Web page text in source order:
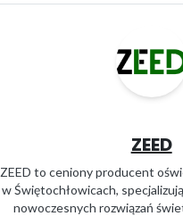
ZEED
ZEED to ceniony producent
w Świętochłowicach,
nowoczesnych rozwiązań